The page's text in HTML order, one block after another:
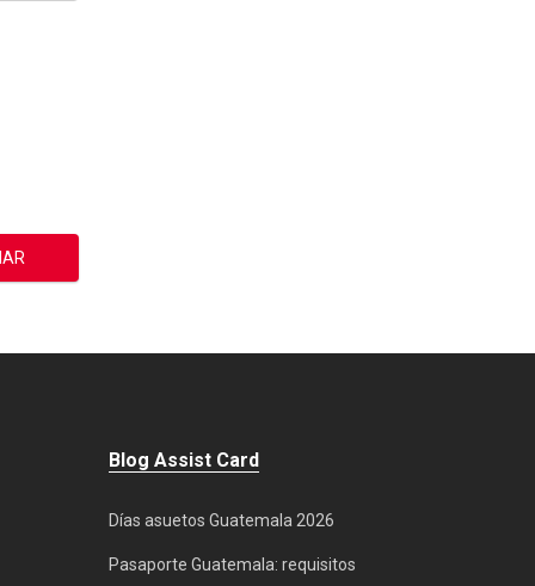
Blog Assist Card
Días asuetos Guatemala 2026
Pasaporte Guatemala: requisitos